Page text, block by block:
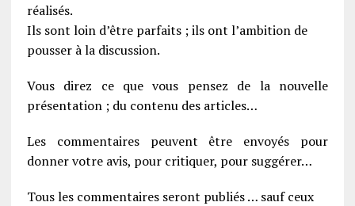
réalisés.
Ils sont loin d’être parfaits ; ils ont l’ambition de
pousser à la discussion.
Vous direz ce que vous pensez de la nouvelle
présentation ; du contenu des articles…
Les commentaires peuvent être envoyés pour
donner votre avis, pour critiquer, pour suggérer…
Tous les commentaires seront publiés … sauf ceux